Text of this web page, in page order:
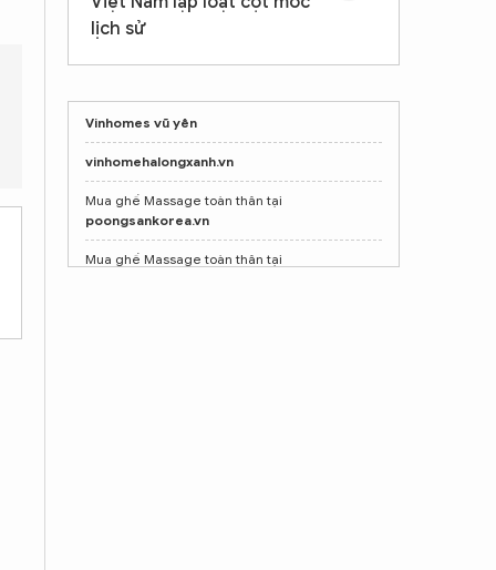
Bình Phước có điểm gì đặc biệt?
lịch sử
Vinhomes vũ yên
vinhomehalongxanh.vn
Mua ghế Massage toàn thân tại
poongsankorea.vn
Mua ghế Massage toàn thân tại